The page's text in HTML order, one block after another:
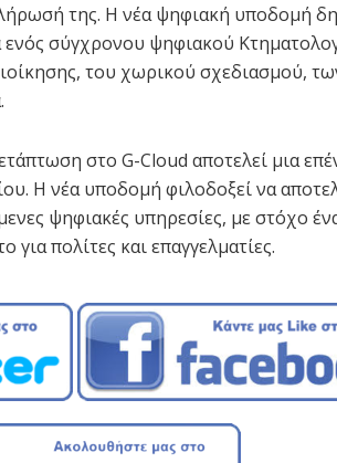
της. Η νέα ψηφιακή υποδομή
ενός σύγχρονου ψηφιακού
του χωρικού σχεδιασμού,
στο G-Cloud αποτελεί μια
Η νέα υποδομή φιλοδοξεί να
ψηφιακές υπηρεσίες, με στόχο
πολίτες και επαγγελματίες.